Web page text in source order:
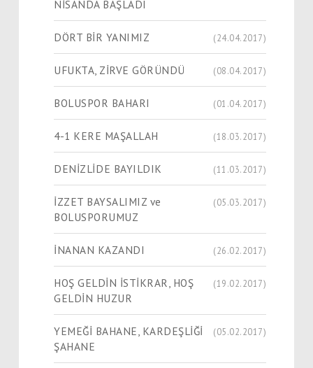
NİSANDA BAŞLADI
DÖRT BİR YANIMIZ (24.04.2017)
UFUKTA, ZİRVE GÖRÜNDÜ (08.04.2017)
BOLUSPOR BAHARI (01.04.2017)
4-1 KERE MAŞALLAH (18.03.2017)
DENİZLİDE BAYILDIK (11.03.2017)
İZZET BAYSALIMIZ ve
BOLUSPORUMUZ
(05.03.2017)
İNANAN KAZANDI (26.02.2017)
HOŞ GELDİN İSTİKRAR, HOŞ
GELDİN HUZUR
(19.02.2017)
YEMEĞİ BAHANE, KARDEŞLİĞİ
ŞAHANE
(05.02.2017)